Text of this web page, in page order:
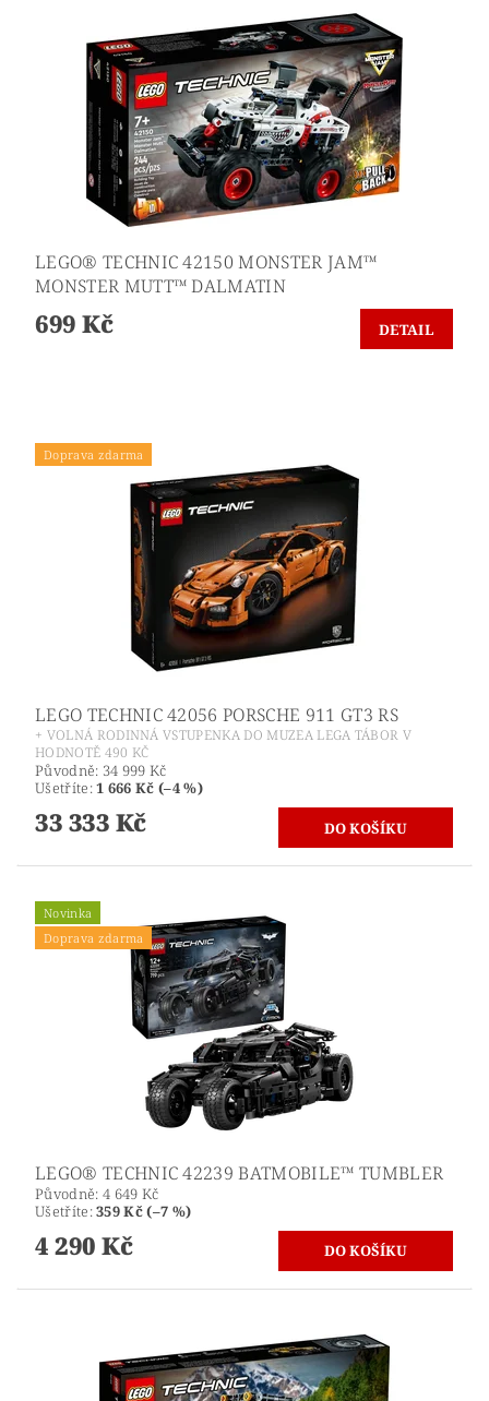
LEGO® TECHNIC 42150 MONSTER JAM™
MONSTER MUTT™ DALMATIN
699 Kč DETAIL
Doprava zdarma
LEGO TECHNIC 42056 PORSCHE 911 GT3 RS
+ VOLNÁ RODINNÁ VSTUPENKA DO MUZEA LEGA TÁBOR V
HODNOTĚ 490 KČ
Původně: 34 999 Kč
Ušetříte:1 666 Kč (–4 %)
33 333 Kč
Novinka
Doprava zdarma
LEGO® TECHNIC 42239 BATMOBILE™ TUMBLER
Původně: 4 649 Kč
Ušetříte:359 Kč (–7 %)
4 290 Kč